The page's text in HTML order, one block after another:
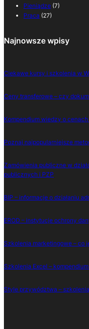
Pieniądze (7)
Praca (27)
Najnowsze wpisy
Ciekawe kursy i szkolenia w
Ceny transferowe – czy
Kompendium wiedzy o
Poznaj najpopularniejsze
Zamówienia publiczne w
publicznych i PZP
BIP – informacje o działaniu
EROD – instytucje ochrony
Szkolenia marketingowe – co
Szkolenia Excel –
Style przywództwa –